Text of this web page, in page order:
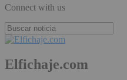
Connect with us
Elfichaje.com